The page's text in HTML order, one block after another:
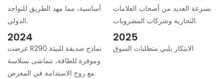
أساسية، مما مهد الطريق للتواجد
الدولي.
بسرعة العديد من أصحاب العلامات
التجارية وشركات المشروبات.
2024
عرضت R290 نماذج صديقة للبيئة
وموفرة للطاقة، تتماشى بسلاسة
مع روح الاستدامة في المعرض.
2025
الابتكار يلبي متطلبات السوق